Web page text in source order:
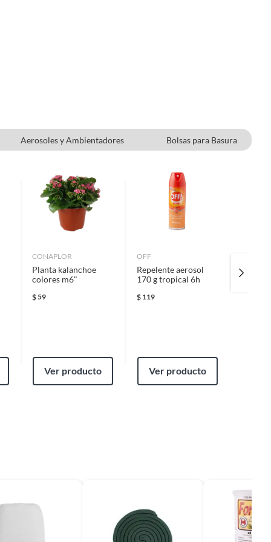
Aerosoles y Ambientadores
Bolsas para Basura
CONAPLOR
Planta kalanchoe
colores m6"
$59
Ver producto
OFF
Repelente aerosol
170 g tropical 6h
$ 119
Ver producto
polvo